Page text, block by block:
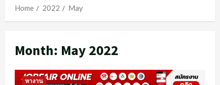
Home
2022 May
Month: May 2022
หางาน